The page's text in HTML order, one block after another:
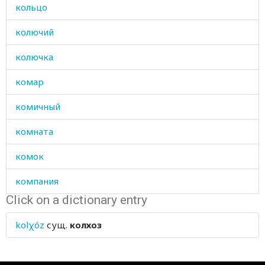
кольцо
колючий
колючка
комар
комичный
комната
комок
компания
конец
конечно
Click on a dictionary entry
kolχóz сущ. колхоз